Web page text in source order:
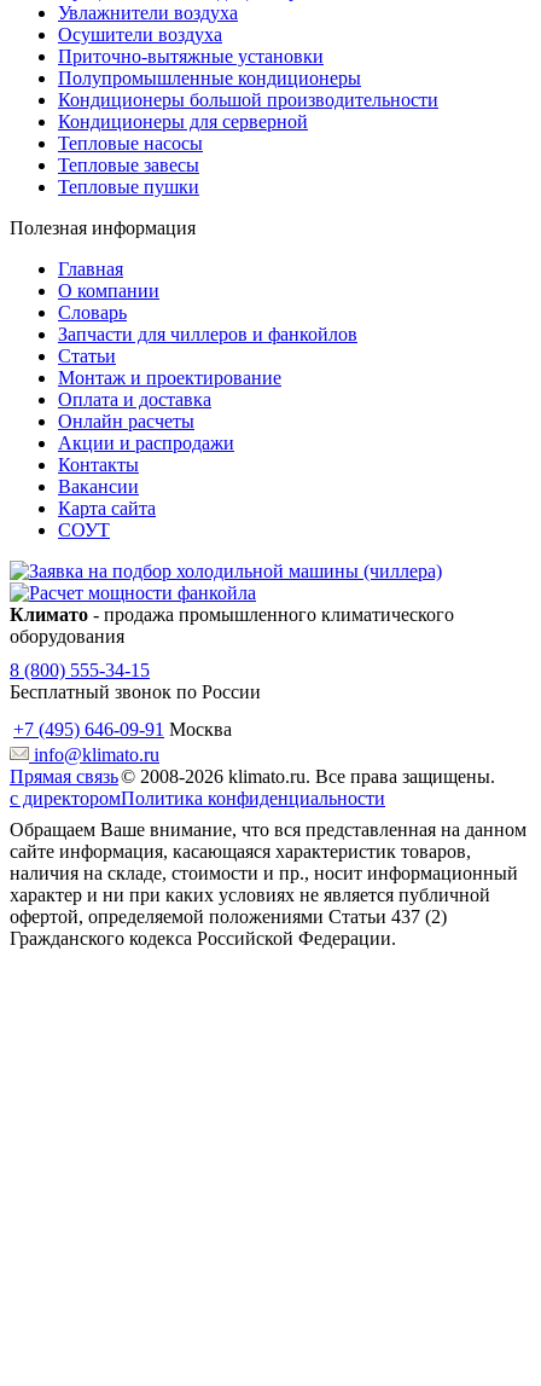
Увлажнители воздуха
Осушители воздуха
Приточно-вытяжные установки
Полупромышленные кондиционеры
Кондиционеры большой производительности
Кондиционеры для серверной
Тепловые насосы
Тепловые завесы
Тепловые пушки
Полезная информация
Главная
О компании
Словарь
Запчасти для чиллеров и фанкойлов
Статьи
Монтаж и проектирование
Оплата и доставка
Онлайн расчеты
Акции и распродажи
Контакты
Вакансии
Карта сайта
СОУТ
Климато - продажа промышленного климатического
оборудования
8 (800) 555-34-15
Бесплатный звонок по России
+7 (495) 646-09-91 Москва
info@klimato.ru
Прямая связь
с директором
© 2008-2026 klimato.ru. Все права защищены.
Политика конфиденциальности
Обращаем Ваше внимание, что вся представленная на данном
сайте информация, касающаяся характеристик товаров,
наличия на складе, стоимости и пр., носит информационный
характер и ни при каких условиях не является публичной
офертой, определяемой положениями Статьи 437 (2)
Гражданского кодекса Российской Федерации.